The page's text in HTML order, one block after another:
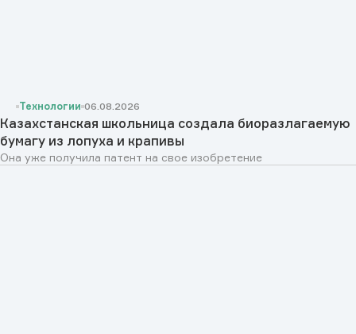
Технологии 06.08.2026
Казахстанская школьница создала биоразлагаемую
бумагу из лопуха и крапивы
Она уже получила патент на свое изобретение